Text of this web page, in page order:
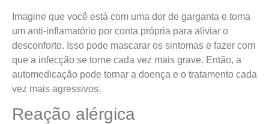
Imagine que você está com uma dor de garganta e toma
um anti-inflamatório por conta própria para aliviar o
desconforto. Isso pode mascarar os sintomas e fazer com
que a infecção se torne cada vez mais grave. Então, a
automedicação pode tornar a doença e o tratamento cada
vez mais agressivos.
Reação alérgica